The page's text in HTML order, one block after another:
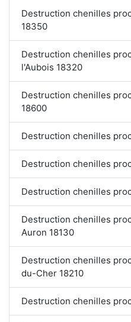
Destruction chenilles
18350
Destruction chenilles
l'Aubois 18320
Destruction chenilles
18600
Destruction chenilles
Destruction chenilles
Destruction chenilles
Destruction chenilles
Auron 18130
Destruction chenilles
du-Cher 18210
Destruction chenilles